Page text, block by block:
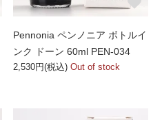
Pennonia ペンノニア ボトルイ
ンク ドーン 60ml PEN-034
2,530円(税込) Out of stock